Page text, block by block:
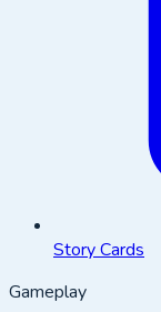
Story Cards
Gameplay